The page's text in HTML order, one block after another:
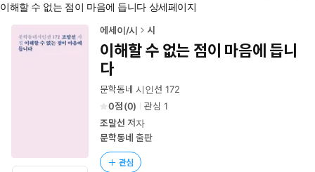
홈
로
이
동
이해할 수 없는 점이 마음에 듭니다 상세페이지
에세이/시 시
이해할 수 없는 점이 마음에 듭니
다
문학동네 시인선 172
0
(0) 관심 1
조말선 저자
문학동네 출판
관심